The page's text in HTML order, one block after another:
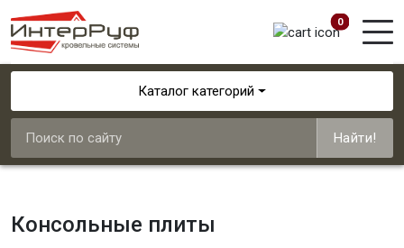
0
Каталог категорий
Найти!
Консольные плиты